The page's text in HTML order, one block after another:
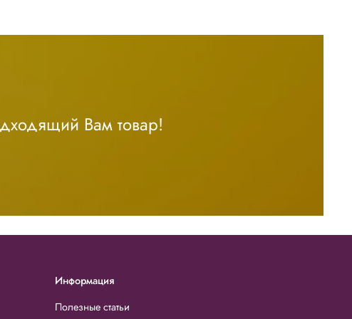
Вам товар!
Информация
Полезные статьи